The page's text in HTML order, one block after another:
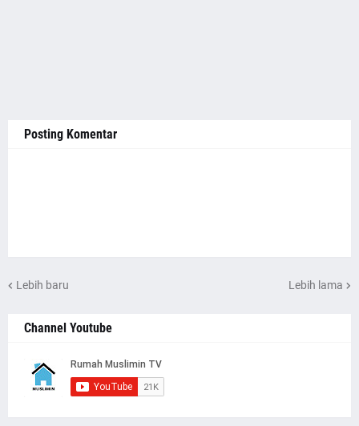
Posting Komentar
Lebih baru Lebih lama
Channel Youtube